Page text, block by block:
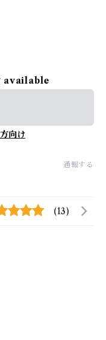
available
向け
通報する
(13)